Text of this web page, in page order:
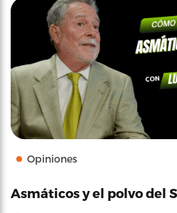
Opiniones
Asmáticos y el polvo del